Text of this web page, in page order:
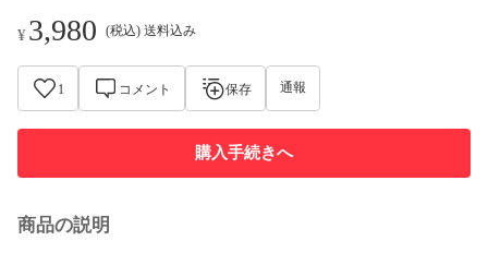
¥3,980 (税込) 送料込み
1 コメント 保存 通報
購入手続きへ
商品の説明